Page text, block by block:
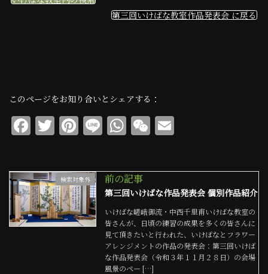
第三回いけばな教室作品発表会 に戻る
このページをお知り合いとシェアする：
F
a
c
e
b
o
T
w
it
te
r
Pi
n
te
re
st
Li
n
e
W
h
at
s
A
p
p
W
e
C
h
at
ai
l
検索対象外 前の記事
第三回いけばな作品発表会 個別作品紹介
いけばな嵯峨御流・中西千里甫いけばな教室の
皆さんが、日頃の練習の成果を多くの皆さんに
見て頂きたいと行われた、いけばなとフラワー
アレンジメントの作品の発表会：第三回いけば
な作品発表会（令和３年１１月２８日）の会場
風景のペー […]